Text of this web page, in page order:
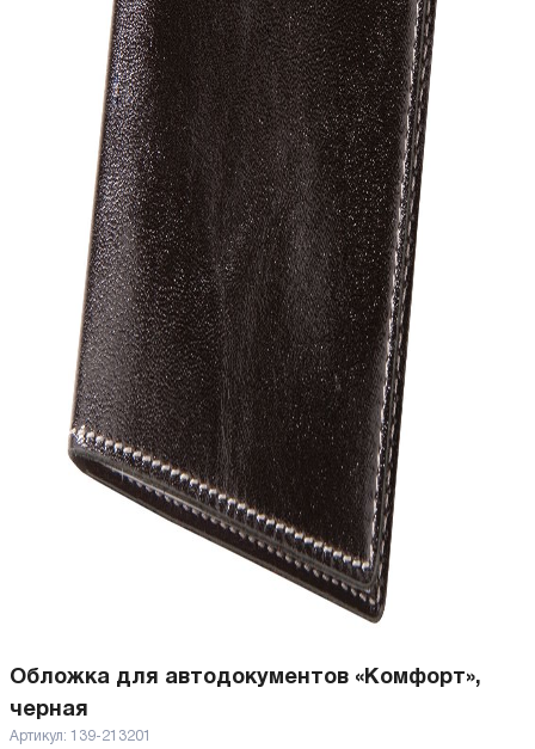
Обложка для автодокументов «Комфорт»,
черная
Артикул: 139-213201